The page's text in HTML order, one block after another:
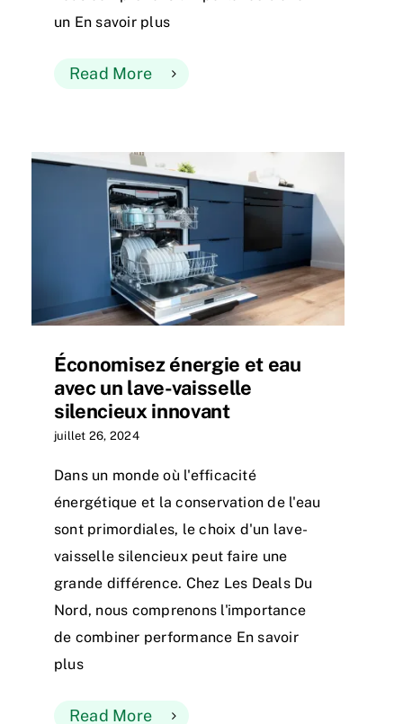
un En savoir plus
Read More
Économisez énergie et eau
avec un lave-vaisselle
silencieux innovant
juillet 26, 2024
Dans un monde où l'efficacité
énergétique et la conservation de l'eau
sont primordiales, le choix d'un lave-
vaisselle silencieux peut faire une
grande différence. Chez Les Deals Du
Nord, nous comprenons l'importance
de combiner performance En savoir
plus
Read More